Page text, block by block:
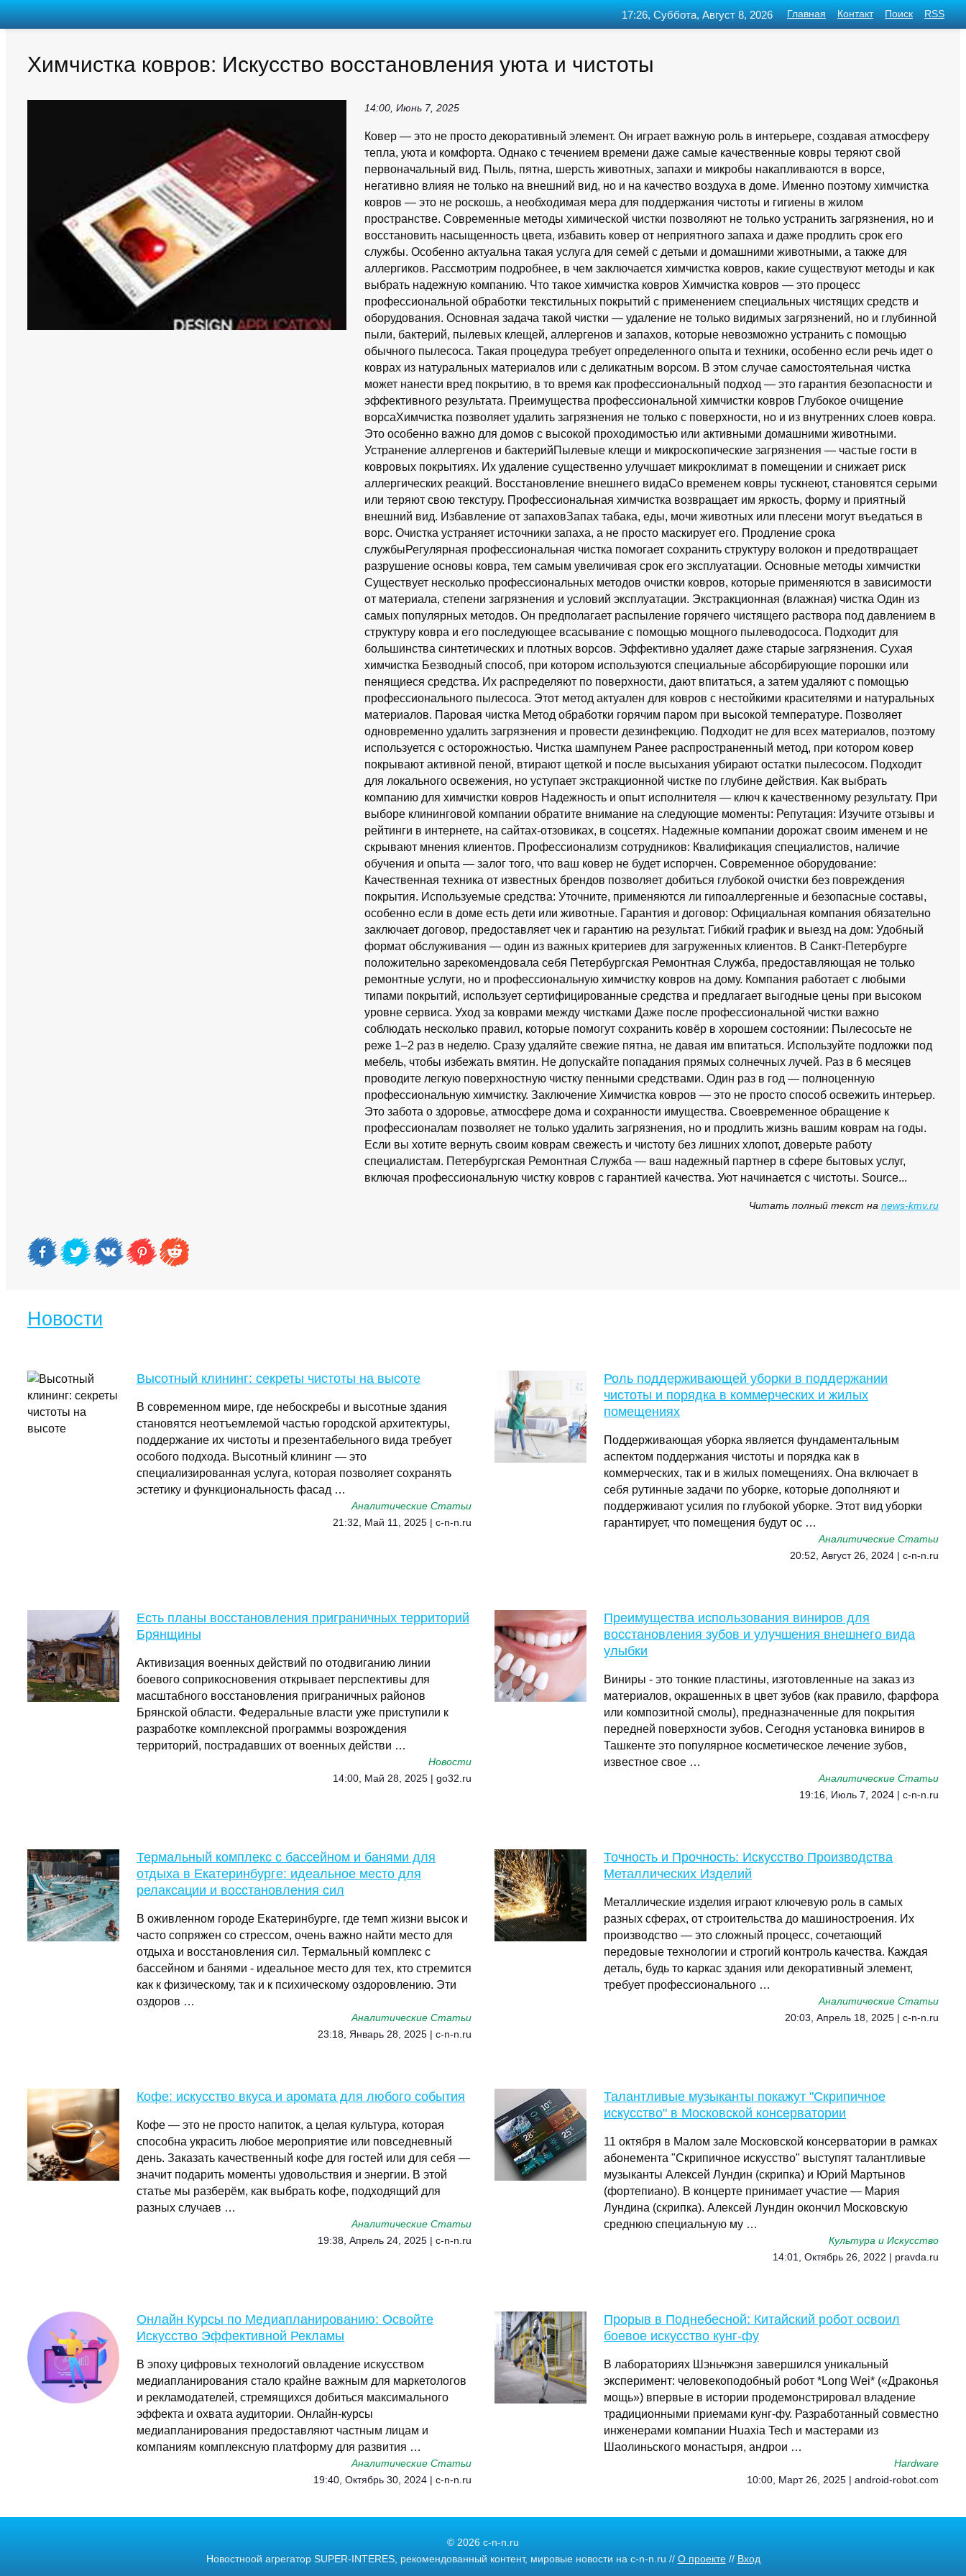
Химчистка ковров: Искусство восстановления уюта и чистоты
14:00, Июнь 7, 2025
Ковер — это не просто декоративный элемент. Он играет важную роль в интерьере, создавая атмосферу
тепла, уюта и комфорта. Однако с течением времени даже самые качественные ковры теряют свой
первоначальный вид. Пыль, пятна, шерсть животных, запахи и микробы накапливаются в ворсе,
негативно влияя не только на внешний вид, но и на качество воздуха в доме. Именно поэтому химчистка
ковров — это не роскошь, а необходимая мера для поддержания чистоты и гигиены в жилом
пространстве. Современные методы химической чистки позволяют не только устранить загрязнения, но и
восстановить насыщенность цвета, избавить ковер от неприятного запаха и даже продлить срок его
службы. Особенно актуальна такая услуга для семей с детьми и домашними животными, а также для
аллергиков. Рассмотрим подробнее, в чем заключается химчистка ковров, какие существуют методы и как
выбрать надежную компанию. Что такое химчистка ковров Химчистка ковров — это процесс
профессиональной обработки текстильных покрытий с применением специальных чистящих средств и
оборудования. Основная задача такой чистки — удаление не только видимых загрязнений, но и глубинной
пыли, бактерий, пылевых клещей, аллергенов и запахов, которые невозможно устранить с помощью
обычного пылесоса. Такая процедура требует определенного опыта и техники, особенно если речь идет о
коврах из натуральных материалов или с деликатным ворсом. В этом случае самостоятельная чистка
может нанести вред покрытию, в то время как профессиональный подход — это гарантия безопасности и
эффективного результата. Преимущества профессиональной химчистки ковров Глубокое очищение
ворсаХимчистка позволяет удалить загрязнения не только с поверхности, но и из внутренних слоев ковра.
Это особенно важно для домов с высокой проходимостью или активными домашними животными.
Устранение аллергенов и бактерийПылевые клещи и микроскопические загрязнения — частые гости в
ковровых покрытиях. Их удаление существенно улучшает микроклимат в помещении и снижает риск
аллергических реакций. Восстановление внешнего видаСо временем ковры тускнеют, становятся серыми
или теряют свою текстуру. Профессиональная химчистка возвращает им яркость, форму и приятный
внешний вид. Избавление от запаховЗапах табака, еды, мочи животных или плесени могут въедаться в
ворс. Очистка устраняет источники запаха, а не просто маскирует его. Продление срока
службыРегулярная профессиональная чистка помогает сохранить структуру волокон и предотвращает
разрушение основы ковра, тем самым увеличивая срок его эксплуатации. Основные методы химчистки
Существует несколько профессиональных методов очистки ковров, которые применяются в зависимости
от материала, степени загрязнения и условий эксплуатации. Экстракционная (влажная) чистка Один из
самых популярных методов. Он предполагает распыление горячего чистящего раствора под давлением в
структуру ковра и его последующее всасывание с помощью мощного пылеводососа. Подходит для
большинства синтетических и плотных ворсов. Эффективно удаляет даже старые загрязнения. Сухая
химчистка Безводный способ, при котором используются специальные абсорбирующие порошки или
пенящиеся средства. Их распределяют по поверхности, дают впитаться, а затем удаляют с помощью
профессионального пылесоса. Этот метод актуален для ковров с нестойкими красителями и натуральных
материалов. Паровая чистка Метод обработки горячим паром при высокой температуре. Позволяет
одновременно удалить загрязнения и провести дезинфекцию. Подходит не для всех материалов, поэтому
используется с осторожностью. Чистка шампунем Ранее распространенный метод, при котором ковер
покрывают активной пеной, втирают щеткой и после высыхания убирают остатки пылесосом. Подходит
для локального освежения, но уступает экстракционной чистке по глубине действия. Как выбрать
компанию для химчистки ковров Надежность и опыт исполнителя — ключ к качественному результату. При
выборе клининговой компании обратите внимание на следующие моменты: Репутация: Изучите отзывы и
рейтинги в интернете, на сайтах-отзовиках, в соцсетях. Надежные компании дорожат своим именем и не
скрывают мнения клиентов. Профессионализм сотрудников: Квалификация специалистов, наличие
обучения и опыта — залог того, что ваш ковер не будет испорчен. Современное оборудование:
Качественная техника от известных брендов позволяет добиться глубокой очистки без повреждения
покрытия. Используемые средства: Уточните, применяются ли гипоаллергенные и безопасные составы,
особенно если в доме есть дети или животные. Гарантия и договор: Официальная компания обязательно
заключает договор, предоставляет чек и гарантию на результат. Гибкий график и выезд на дом: Удобный
формат обслуживания — один из важных критериев для загруженных клиентов. В Санкт-Петербурге
положительно зарекомендовала себя Петербургская Ремонтная Служба, предоставляющая не только
ремонтные услуги, но и профессиональную химчистку ковров на дому. Компания работает с любыми
типами покрытий, использует сертифицированные средства и предлагает выгодные цены при высоком
уровне сервиса. Уход за коврами между чистками Даже после профессиональной чистки важно
соблюдать несколько правил, которые помогут сохранить ковёр в хорошем состоянии: Пылесосьте не
реже 1–2 раз в неделю. Сразу удаляйте свежие пятна, не давая им впитаться. Используйте подложки под
мебель, чтобы избежать вмятин. Не допускайте попадания прямых солнечных лучей. Раз в 6 месяцев
проводите легкую поверхностную чистку пенными средствами. Один раз в год — полноценную
профессиональную химчистку. Заключение Химчистка ковров — это не просто способ освежить интерьер.
Это забота о здоровье, атмосфере дома и сохранности имущества. Своевременное обращение к
профессионалам позволяет не только удалить загрязнения, но и продлить жизнь вашим коврам на годы.
Если вы хотите вернуть своим коврам свежесть и чистоту без лишних хлопот, доверьте работу
специалистам. Петербургская Ремонтная Служба — ваш надежный партнер в сфере бытовых услуг,
включая профессиональную чистку ковров с гарантией качества. Уют начинается с чистоты. Source...
Читать полный текст на news-kmv.ru
Новости
Высотный клининг: секреты чистоты на высоте
В современном мире, где небоскребы и высотные здания
становятся неотъемлемой частью городской архитектуры,
поддержание их чистоты и презентабельного вида требует
особого подхода. Высотный клининг — это
специализированная услуга, которая позволяет сохранять
эстетику и функциональность фасад …
Аналитические Статьи
21:32, Май 11, 2025 | c-n-n.ru
Роль поддерживающей уборки в поддержании
чистоты и порядка в коммерческих и жилых
помещениях
Поддерживающая уборка является фундаментальным
аспектом поддержания чистоты и порядка как в
коммерческих, так и в жилых помещениях. Она включает в
себя рутинные задачи по уборке, которые дополняют и
поддерживают усилия по глубокой уборке. Этот вид уборки
гарантирует, что помещения будут ос …
Аналитические Статьи
20:52, Август 26, 2024 | c-n-n.ru
Есть планы восстановления приграничных территорий
Брянщины
Активизация военных действий по отодвиганию линии
боевого соприкосновения открывает перспективы для
масштабного восстановления приграничных районов
Брянской области. Федеральные власти уже приступили к
разработке комплексной программы возрождения
территорий, пострадавших от военных действи …
Новости
14:00, Май 28, 2025 | go32.ru
Преимущества использования виниров для
восстановления зубов и улучшения внешнего вида
улыбки
Виниры - это тонкие пластины, изготовленные на заказ из
материалов, окрашенных в цвет зубов (как правило, фарфора
или композитной смолы), предназначенные для покрытия
передней поверхности зубов. Сегодня установка виниров в
Ташкенте это популярное косметическое лечение зубов,
известное свое …
Аналитические Статьи
19:16, Июль 7, 2024 | c-n-n.ru
Термальный комплекс с бассейном и банями для
отдыха в Екатеринбурге: идеальное место для
релаксации и восстановления сил
В оживленном городе Екатеринбурге, где темп жизни высок и
часто сопряжен со стрессом, очень важно найти место для
отдыха и восстановления сил. Термальный комплекс с
бассейном и банями - идеальное место для тех, кто стремится
как к физическому, так и к психическому оздоровлению. Эти
оздоров …
Аналитические Статьи
23:18, Январь 28, 2025 | c-n-n.ru
Точность и Прочность: Искусство Производства
Металлических Изделий
Металлические изделия играют ключевую роль в самых
разных сферах, от строительства до машиностроения. Их
производство — это сложный процесс, сочетающий
передовые технологии и строгий контроль качества. Каждая
деталь, будь то каркас здания или декоративный элемент,
требует профессионального …
Аналитические Статьи
20:03, Апрель 18, 2025 | c-n-n.ru
Кофе: искусство вкуса и аромата для любого события
Кофе — это не просто напиток, а целая культура, которая
способна украсить любое мероприятие или повседневный
день. Заказать качественный кофе для гостей или для себя —
значит подарить моменты удовольствия и энергии. В этой
статье мы разберём, как выбрать кофе, подходящий для
разных случаев …
Аналитические Статьи
19:38, Апрель 24, 2025 | c-n-n.ru
Талантливые музыканты покажут "Скрипичное
искусство" в Московской консерватории
11 октября в Малом зале Московской консерватории в рамках
абонемента "Скрипичное искусство" выступят талантливые
музыканты Алексей Лундин (скрипка) и Юрий Мартынов
(фортепиано). В концерте принимает участие — Мария
Лундина (скрипка). Алексей Лундин окончил Московскую
среднюю специальную му …
Культура и Искусство
14:01, Октябрь 26, 2022 | pravda.ru
Онлайн Курсы по Медиапланированию: Освойте
Искусство Эффективной Рекламы
В эпоху цифровых технологий овладение искусством
медиапланирования стало крайне важным для маркетологов
и рекламодателей, стремящихся добиться максимального
эффекта и охвата аудитории. Онлайн-курсы
медиапланирования предоставляют частным лицам и
компаниям комплексную платформу для развития …
Аналитические Статьи
19:40, Октябрь 30, 2024 | c-n-n.ru
Прорыв в Поднебесной: Китайский робот освоил
боевое искусство кунг-фу
В лабораториях Шэньчжэня завершился уникальный
эксперимент: человекоподобный робот *Long Wei* («Драконья
мощь») впервые в истории продемонстрировал владение
традиционными приемами кунг-фу. Разработанный совместно
инженерами компании Huaxia Tech и мастерами из
Шаолиньского монастыря, андрои …
Hardware
10:00, Март 26, 2025 | android-robot.com
17:26, Суббота, Август 8, 2026 Главная Контакт Поиск RSS
© 2026 c-n-n.ru
Новостноой агрегатор SUPER-INTERES, рекомендованный контент, мировые новости на c-n-n.ru // О проекте// Вход